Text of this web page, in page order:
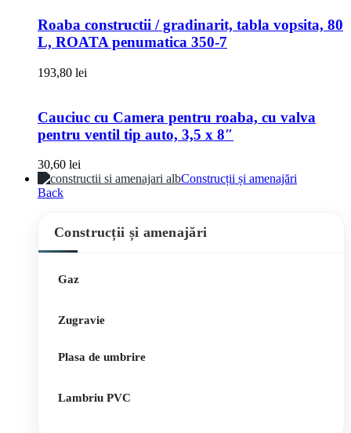
Roaba constructii / gradinarit, tabla vopsita, 80
L, ROATA penumatica 350-7
193,80 lei
Cauciuc cu Camera pentru roaba, cu valva
pentru ventil tip auto, 3,5 x 8″
30,60 lei
Construcții și amenajări
Back
Construcții și amenajări
Gaz
Zugravie
Plasa de umbrire
Lambriu PVC